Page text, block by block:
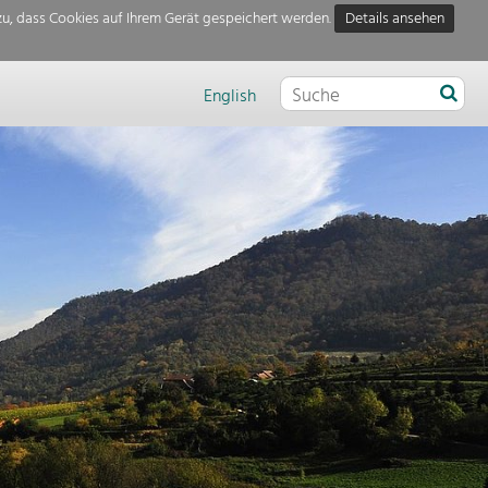
dass Cookies auf Ihrem Gerät gespeichert werden.
Details ansehen
English